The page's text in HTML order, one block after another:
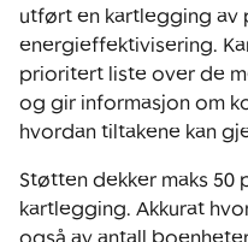
utført en kartlegging av
energieffektivisering.
prioritert liste over de
og gir informasjon om
hvordan tiltakene kan
Støtten dekker maks 50
kartlegging. Akkurat